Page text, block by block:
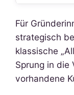
Für
strategisch
klassische
Sprung in die
vorhandene